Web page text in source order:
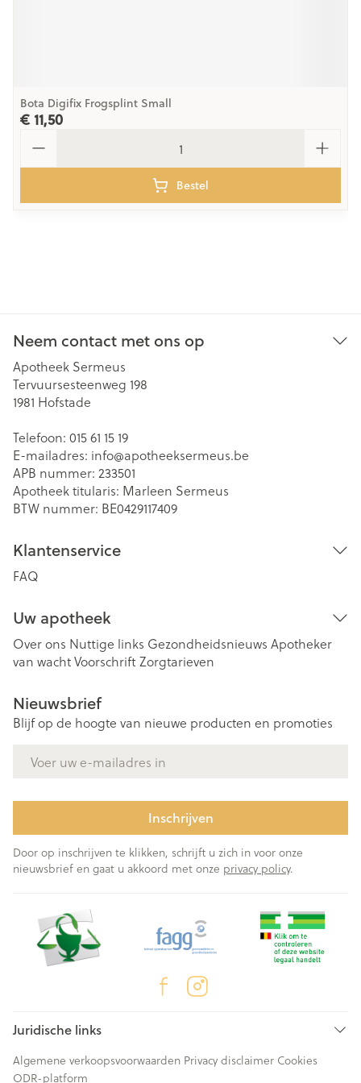
Bota Digifix Frogsplint Small
€ 11,50
Bestel
Neem contact met ons op
Apotheek Sermeus
Tervuursesteenweg 198
1981 Hofstade
Telefoon: 015 61 15 19
E-mailadres: info@apotheeksermeus.be
APB nummer: 233501
Apotheek titularis: Marleen Sermeus
BTW nummer: BE0429117409
Klantenservice
FAQ
Uw apotheek
Over ons Nuttige links Gezondheidsnieuws Apotheker
van wachtVoorschriftZorgtarieven
Nieuwsbrief
Blijf op de hoogte van nieuwe producten en promoties
Inschrijven
Door op inschrijven te klikken, schrijft u zich in voor onze
nieuwsbrief en gaat u akkoord met onze privacy policy.
Juridische links
Algemene verkoopsvoorwaarden Privacy disclaimer Cookies
ODR-platform